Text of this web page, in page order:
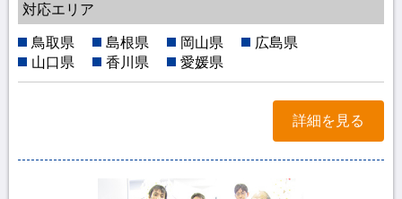
対応エリア
鳥取県 島根県 岡山県
広島県
山口県
香川県 愛媛県
詳細を見る